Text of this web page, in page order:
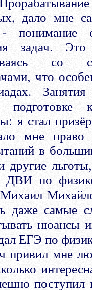
дало мне
- понимание
задач.
со
что
я стал
мне право
в
другие
ДВИ по
даже самые
нюансы
ЕГЭ по
привил мне
поступил